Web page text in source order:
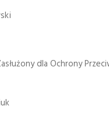
dla Ochrony